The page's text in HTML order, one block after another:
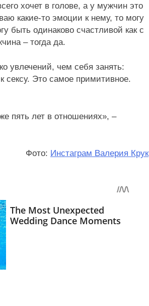
хочет в голове, а у мужчин это
какие-то эмоции к нему, то могу
быть одинаково счастливой как с
– тогда да.
увлечений, чем себя занять:
сексу. Это самое примитивное.
пять лет в отношениях», –
Фото: Инстаграм Валерия Крук